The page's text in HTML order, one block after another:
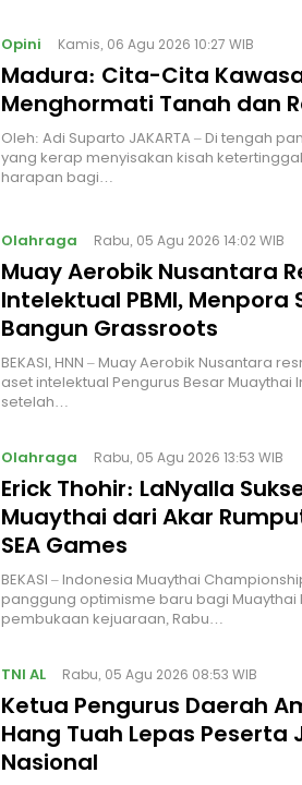
Opini Kamis, 06 Agu 2026 10:27 WIB
Madura: Cita-Cita
Menghormati Tanah dan
Oleh: Adi Suparto JAKARTA – Di tengah
yang kerap menyisakan kisah
harapan bagi…
Olahraga Rabu, 05 Agu 2026 14:02 WIB
Muay Aerobik Nusantara
Intelektual PBMI, Menpora
Bangun Grassroots
BEKASI, HNN – Muay Aerobik Nusantara
aset intelektual Pengurus Besar Muaythai
setelah…
Olahraga Rabu, 05 Agu 2026 13:53 WIB
Erick Thohir: LaNyalla
Muaythai dari Akar
SEA Games
BEKASI – Indonesia Muaythai
panggung optimisme baru bagi Muaythai
pembukaan kejuaraan, Rabu…
TNI AL Rabu, 05 Agu 2026 08:53 WIB
Ketua Pengurus Daerah
Hang Tuah Lepas Peserta
Nasional